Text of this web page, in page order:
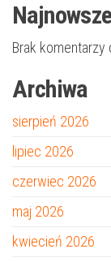
Brak komentarzy
Archiwa
sierpień 2026
lipiec 2026
czerwiec 2026
maj 2026
kwiecień 2026